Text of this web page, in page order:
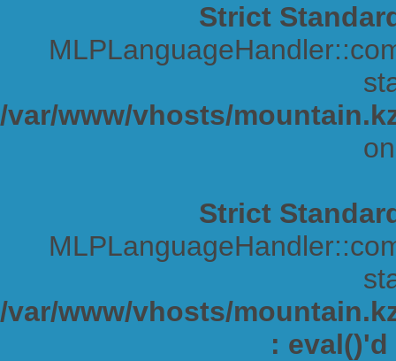
Strict
/var/www/vhosts/
Strict
/var/www/vhosts/
: